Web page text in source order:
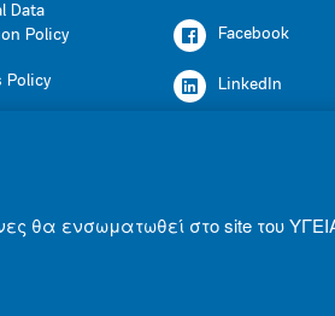
Data
Policy
Policy
Facebook
LinkedIn
θα ενσωματωθεί στο site του